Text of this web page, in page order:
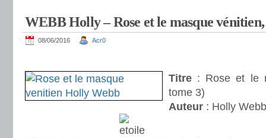
WEBB Holly – Rose et le masque
08/06/2016 Acr0
Titre : Rose et le
tome 3)
Auteur : Holly Webb